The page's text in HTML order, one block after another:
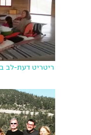
ריטריט דעת-לב